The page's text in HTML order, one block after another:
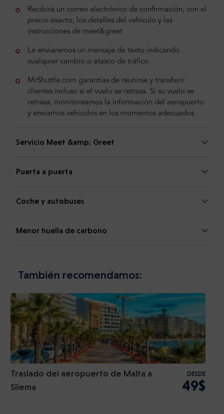
Recibirá un correo electrónico de confirmación, con el
precio exacto, los detalles del vehículo y las
instrucciones de meet&greet
Le enviaremos un mensaje de texto indicando
cualquier cambio o atasco de tráfico
MrShuttle.com garantías de reunirse y transferir
clientes incluso si el vuelo se retrasa. Si su vuelo se
retrasa, monitoreamos la información del aeropuerto
y enviamos vehículos en los momentos adecuados
Servicio Meet &amp; Greet
Puerta a puerta
Coche y autobuses
Menor huella de carbono
También recomendamos:
Traslado del aeropuerto de Malta a
Sliema
DESDE
49$